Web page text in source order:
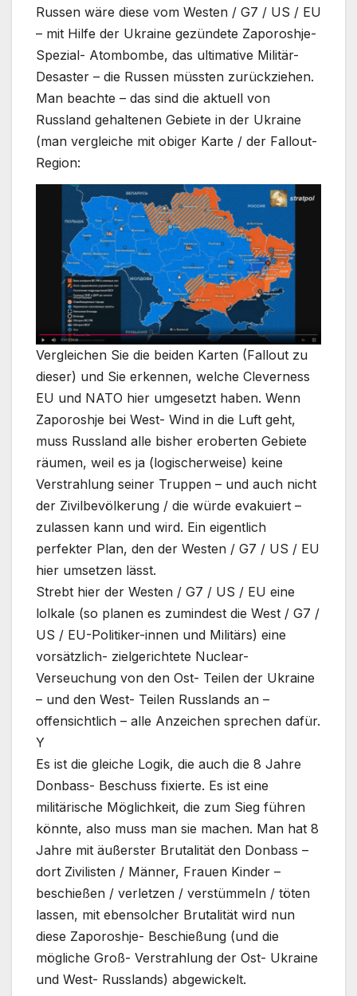
Russen wäre diese vom Westen / G7 / US / EU
– mit Hilfe der Ukraine gezündete Zaporoshje-
Spezial- Atombombe, das ultimative Militär-
Desaster – die Russen müssten zurückziehen.
Man beachte – das sind die aktuell von
Russland gehaltenen Gebiete in der Ukraine
(man vergleiche mit obiger Karte / der Fallout-
Region:
Vergleichen Sie die beiden Karten (Fallout zu
dieser) und Sie erkennen, welche Cleverness
EU und NATO hier umgesetzt haben. Wenn
Zaporoshje bei West- Wind in die Luft geht,
muss Russland alle bisher eroberten Gebiete
räumen, weil es ja (logischerweise) keine
Verstrahlung seiner Truppen – und auch nicht
der Zivilbevölkerung / die würde evakuiert –
zulassen kann und wird. Ein eigentlich
perfekter Plan, den der Westen / G7 / US / EU
hier umsetzen lässt.
Strebt hier der Westen / G7 / US / EU eine
lolkale (so planen es zumindest die West / G7 /
US / EU-Politiker-innen und Militärs) eine
vorsätzlich- zielgerichtete Nuclear-
Verseuchung von den Ost- Teilen der Ukraine
– und den West- Teilen Russlands an –
offensichtlich – alle Anzeichen sprechen dafür.
Y
Es ist die gleiche Logik, die auch die 8 Jahre
Donbass- Beschuss fixierte. Es ist eine
militärische Möglichkeit, die zum Sieg führen
könnte, also muss man sie machen. Man hat 8
Jahre mit äußerster Brutalität den Donbass –
dort Zivilisten / Männer, Frauen Kinder –
beschießen / verletzen / verstümmeln / töten
lassen, mit ebensolcher Brutalität wird nun
diese Zaporoshje- Beschießung (und die
mögliche Groß- Verstrahlung der Ost- Ukraine
und West- Russlands) abgewickelt.